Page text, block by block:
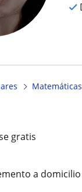
Matemáticas
gratis
a domicilio